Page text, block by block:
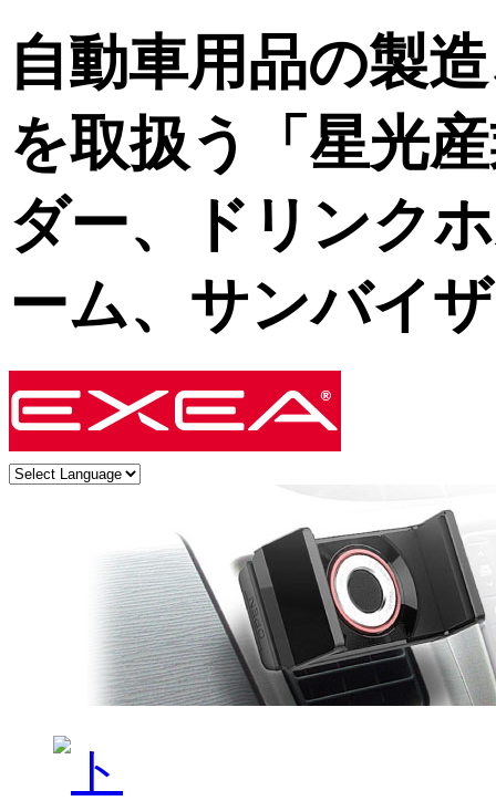
自動車用品の製
を取扱う「星光
ダー、ドリンク
ーム、サンバイ